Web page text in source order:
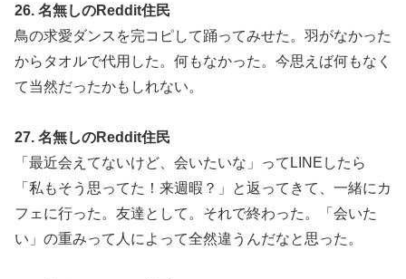
26. 名無しのReddit住民
鳥の求愛ダンスを完コピして踊ってみせた。羽がなかった
からタオルで代用した。何もなかった。今思えば何もなく
て当然だったかもしれない。
27. 名無しのReddit住民
「最近会えてないけど、会いたいな」ってLINEしたら
「私もそう思ってた！来週暇？」と返ってきて、一緒にカ
フェに行った。友達として。それで終わった。「会いた
い」の重みって人によって全然違うんだなと思った。